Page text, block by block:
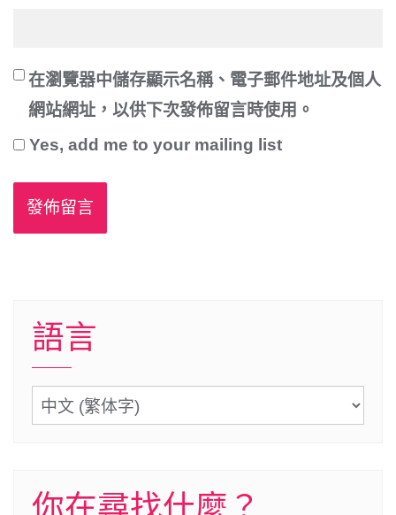
在瀏覽器中儲存顯示名稱、電子郵件地址及個人
網站網址，以供下次發佈留言時使用。
Yes, add me to your mailing list
語言
語
言